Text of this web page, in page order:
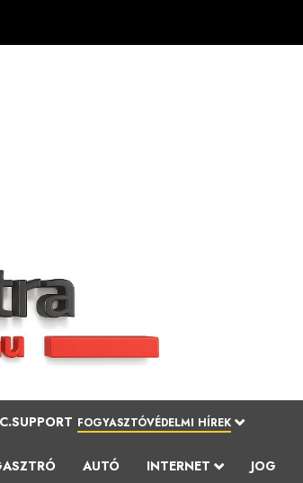
FOGYASZTÓVÉDELMI HÍREK
AUTÓ INTERNET JOG